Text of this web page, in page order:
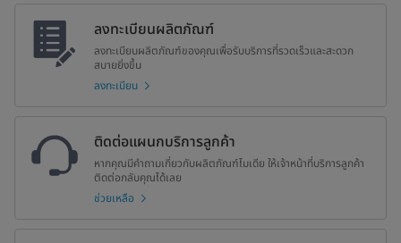
น้ำหนักสุทธิ (กก.)
น้ำหนักรวม (กก.)
ลงทะเบียนผลิตภัณฑ์
ลงทะเบียนผลิตภัณฑ์ของคุณเพื่อรับบริการที่รวดเร็วและสะดวก
สบายยิ่งขึ้น
ลงทะเบียน
ติดต่อแผนกบริการลูกค้า
หากคุณมีคำถามเกี่ยวกับผลิตภัณฑ์ไมเดีย ให้เจ้าหน้าที่บริการลูกค้า
ติดต่อกลับคุณได้เลย
ช่วยเหลือ